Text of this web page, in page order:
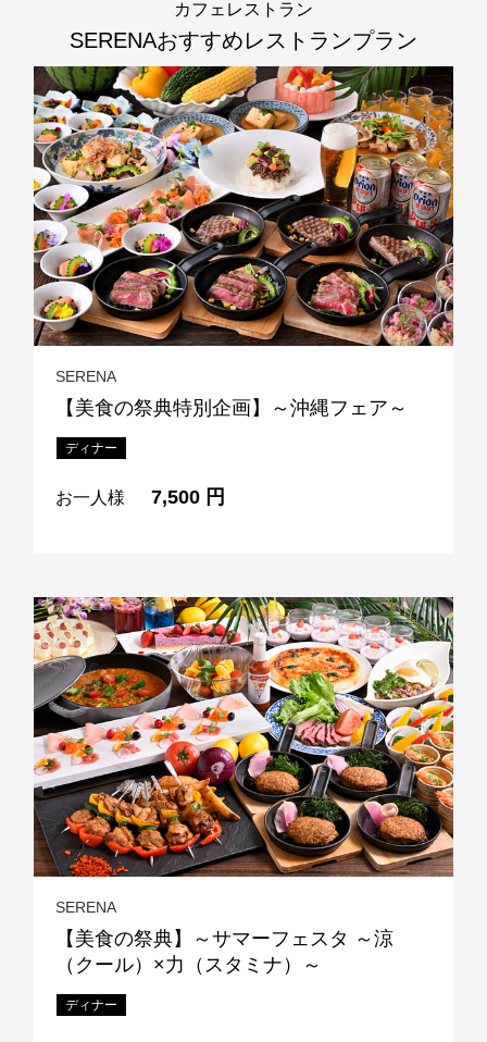
カフェレストラン
SERENAおすすめレストランプラン
SERENA
【美食の祭典特別企画】～沖縄フェア～
ディナー
お一人様 7,500 円
SERENA
【美食の祭典】～サマーフェスタ ～涼
（クール）×力（スタミナ）～
ディナー